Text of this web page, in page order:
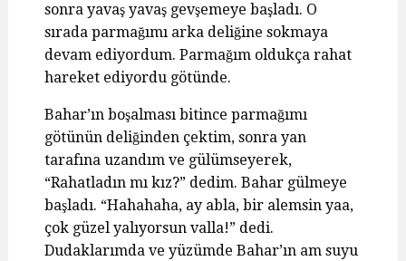
sonra yavaş yavaş gevşemeye başladı. O
sırada parmağımı arka deliğine sokmaya
devam ediyordum. Parmağım oldukça rahat
hareket ediyordu götünde.
Bahar’ın boşalması bitince parmağımı
götünün deliğinden çektim, sonra yan
tarafına uzandım ve gülümseyerek,
“Rahatladın mı kız?” dedim. Bahar gülmeye
başladı. “Hahahaha, ay abla, bir alemsin yaa,
çok güzel yalıyorsun valla!” dedi.
Dudaklarımda ve yüzümde Bahar’ın am suyu